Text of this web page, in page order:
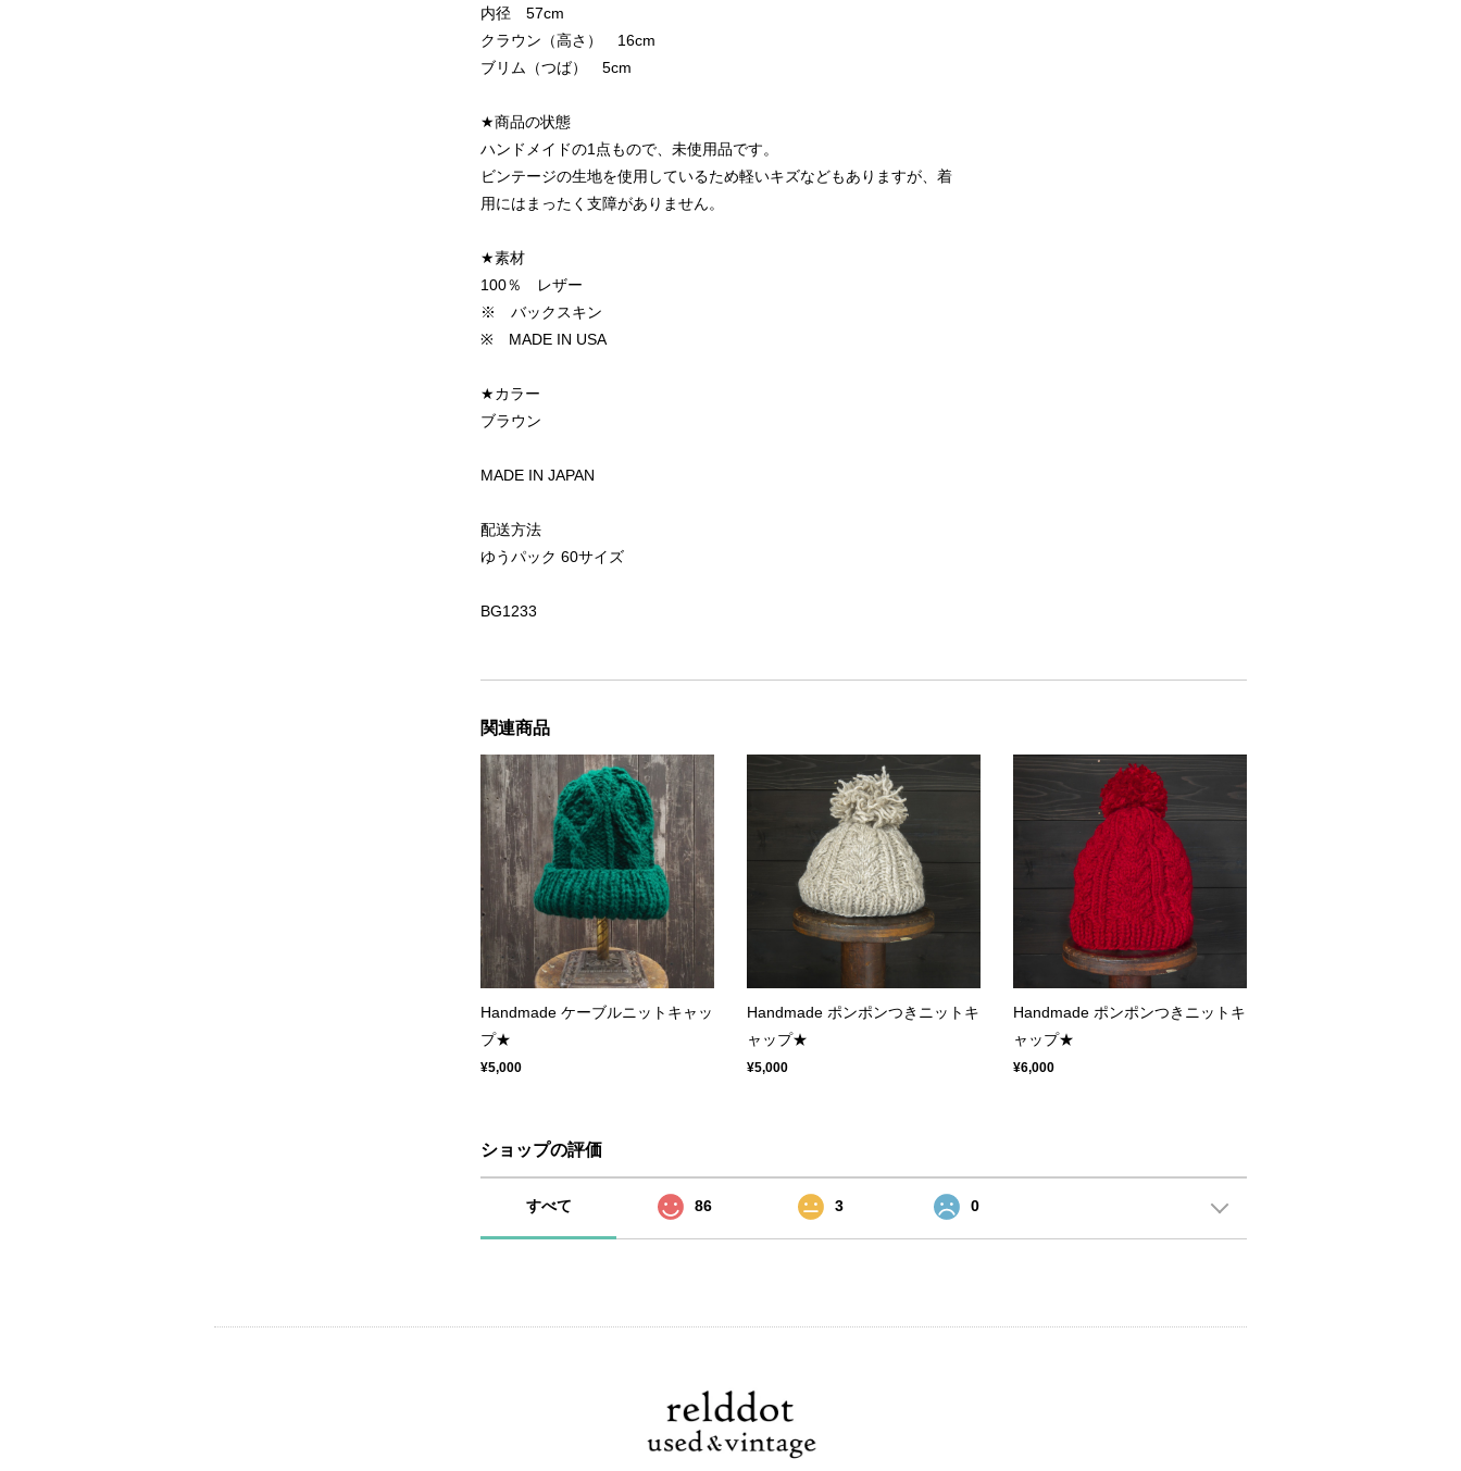
内径 57cm
クラウン（高さ） 16cm
ブリム（つば） 5cm
★商品の状態
ハンドメイドの1点もので、未使用品です。
ビンテージの生地を使用しているため軽いキズなどもありますが、着
用にはまったく支障がありません。
★素材
100％ レザー
※ バックスキン
※ MADE IN USA
★カラー
ブラウン
MADE IN JAPAN
配送方法
ゆうパック 60サイズ
BG1233
関連商品
Handmade ケーブルニットキャッ
プ★
¥5,000
Handmade ポンポンつきニットキ
ャップ★
¥5,000
Handmade ポンポンつきニットキ
ャップ★
¥6,000
ショップの評価
すべて 86 3 0